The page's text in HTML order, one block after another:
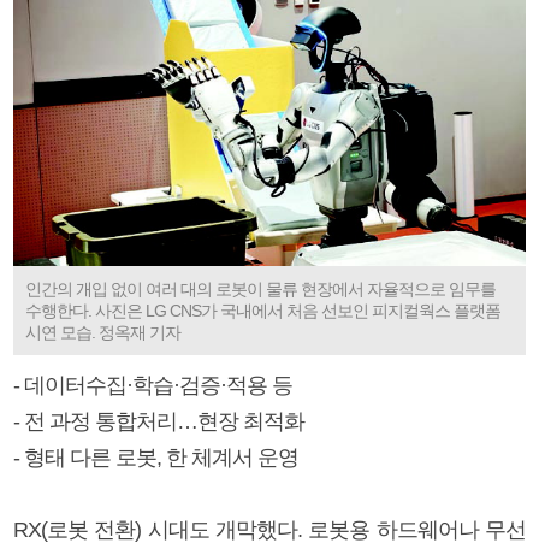
인간의 개입 없이 여러 대의 로봇이 물류 현장에서 자율적으로 임무를
수행한다. 사진은 LG CNS가 국내에서 처음 선보인 피지컬웍스 플랫폼
시연 모습. 정옥재 기자
- 데이터수집·학습·검증·적용 등
- 전 과정 통합처리…현장 최적화
- 형태 다른 로봇, 한 체계서 운영
RX(로봇 전환) 시대도 개막했다. 로봇용 하드웨어나 무선